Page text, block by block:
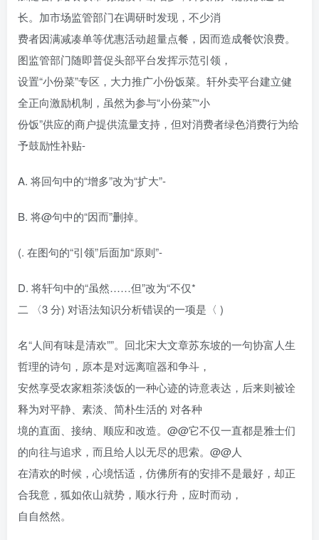
长。加市场监管部门在调研时发现，不少消
费者因满减凑单等优惠活动超量点餐，因而造成餐饮浪费。
图监管部门随即普促头部平台发挥示范引领，
设置“小份菜”专区，大力推广小份饭菜。轩外卖平台建立健
全正向激励机制，虽然为参与“小份菜”“小
份饭”供应的商户提供流量支持，但对消费者绿色消费行为给
予鼓励性补贴-
A. 将回句中的“增多”改为“扩大”-
B. 将@句中的“因而”删掉。
(. 在图句的“引领”后面加“原则”-
D. 将轩句中的“虽然……但”改为“不仅*
二 〈3 分) 对语法知识分析错误的一项是〈 )
名“人间有味是清欢””。回北宋大文章苏东坡的一句协富人生
哲理的诗句，原本是对远离喧器和争斗，
安然享受农家粗茶淡饭的一种心迹的诗意表达，后来则被诠
释为对平静、素淡、简朴生活的 对各种
境的直面、接纳、顺应和改造。@@它不仅一直都是雅士们
的向往与追求，而且给人以无尽的思索。@@人
在清欢的时候，心境恬适，仿佛所有的安排不是最好，却正
合我意，狐如依山就势，顺水行舟，应时而动，
自自然然。